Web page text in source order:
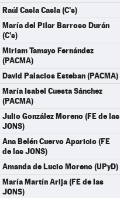
Raúl Casla Casla (C's)
María del Pilar Barroso Durán
(C's)
Miriam Tamayo Fernández
(PACMA)
David Palacios Esteban (PACMA)
María Isabel Cuesta Sánchez
(PACMA)
Julio González Moreno (FE de las
JONS)
Ana Belén Cuervo Aparicio (FE
de las JONS)
Amanda de Lucio Moreno (UPyD)
María Martín Arija (FE de las
JONS)